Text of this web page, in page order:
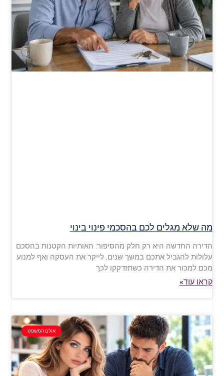
מה שלא מגלים לכם בהסכמי פינוי בינוי
הדירה החדשה היא רק חלק מהסיפור: האותיות הקטנות בהסכם
עלולות להגביל אתכם במשך שנים, לייקר את העסקה ואף למנוע
מכם למכור את הדירה כשתזדקקו לכך
קראו עוד»
אולם המשפט